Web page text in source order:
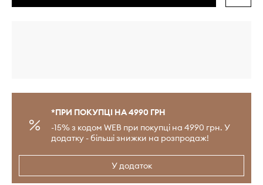
*ПРИ ПОКУПЦІ НА 4990 ГРН
-15% з кодом WEB при покупці на 4990 грн. У
додатку - більші знижки на розпродаж!
У додаток